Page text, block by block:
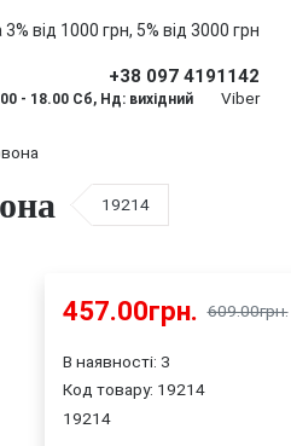
від 1000 грн, 5% від 3000 грн
+38 097 4191142
- 18.00 Сб, Нд: вихідний Viber
19214
457.00грн. 609.00грн.
В наявності: 3
Код товару: 19214
19214